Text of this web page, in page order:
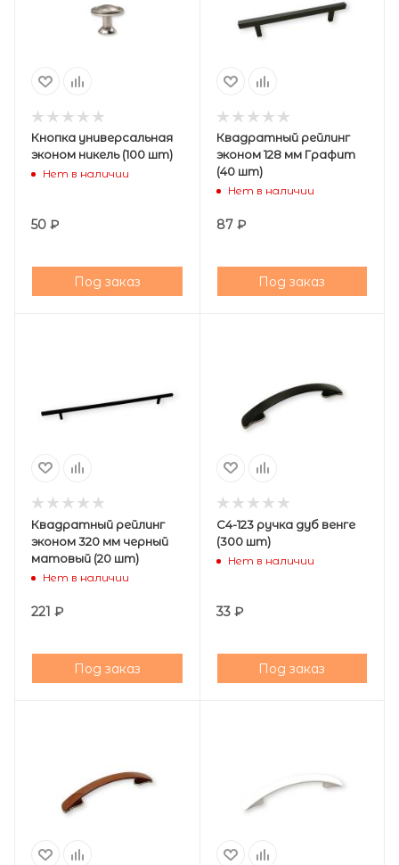
Кнопка универсальная
эконом никель (100 шт)
Нет в наличии
50 ₽
Под заказ
Квадратный рейлинг
эконом 128 мм Графит
(40 шт)
Нет в наличии
87₽
Под заказ
Квадратный рейлинг
эконом 320 мм черный
матовый (20 шт)
Нет в наличии
221 ₽
Под заказ
С4-123 ручка дуб венге
(300 шт)
Нет в наличии
33₽
Под заказ